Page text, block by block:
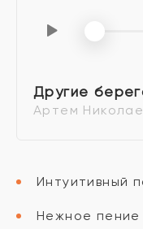
Другие
Артем
Интуитивный
Нежное пение